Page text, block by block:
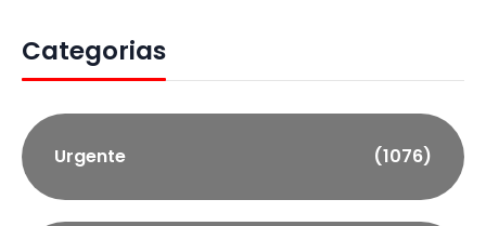
Categorias
Urgente (1076)